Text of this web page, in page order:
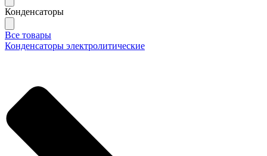
Конденсаторы
Все товары
Конденсаторы электролитические